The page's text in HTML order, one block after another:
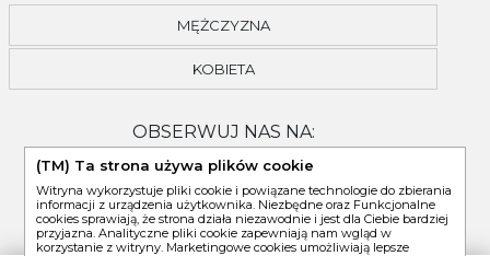
MĘŻCZYZNA
KOBIETA
OBSERWUJ NAS NA:
(TM) Ta strona używa plików cookie
Witryna wykorzystuje pliki cookie i powiązane technologie do zbierania
informacji z urządzenia użytkownika. Niezbędne oraz Funkcjonalne
cookies sprawiają, że strona działa niezawodnie i jest dla Ciebie bardziej
przyjazna. Analityczne pliki cookie zapewniają nam wgląd w
korzystanie z witryny. Marketingowe cookies umożliwiają lepsze